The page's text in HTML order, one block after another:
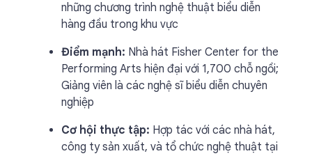
những chương trình nghệ thuật biểu diễn
hàng đầu trong khu vực
Điểm mạnh: Nhà hát Fisher Center for the
Performing Arts hiện đại với 1,700 chỗ ngồi;
Giảng viên là các nghệ sĩ biểu diễn chuyên
nghiệp
Cơ hội thực tập: Hợp tác với các nhà hát,
công ty sản xuất, và tổ chức nghệ thuật tại